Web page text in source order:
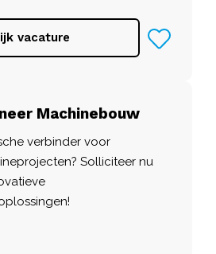
vacature
Machinebouw
verbinder voor
Solliciteer nu